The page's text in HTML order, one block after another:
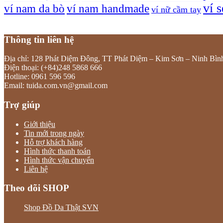
ví nam da bò ví nam handmade ví nữ cầm tay ví
Thông tin liên hệ
Địa chỉ: 128 Phát Diệm Đông, TT Phát Diệm – Kim Sơn – Ninh
Điện thoại: (+84)248 5868 666
Hotline: 0961 596 596
Email: tuida.com.vn@gmail.com
Trợ giúp
Giới thiệu
Tin mới trong ngày
Hỗ trợ khách hàng
Hình thức thanh toán
Hình thức vận chuyển
Liên hệ
Theo dõi SHOP
Shop Đồ Da Thật SVN